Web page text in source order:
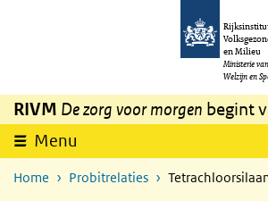
Overslaan en naar de inhoud gaan
en Milieu
Ministerie
Welzijn en
RIVM De zorg voor morgen begint
Menu
Home Probitrelaties